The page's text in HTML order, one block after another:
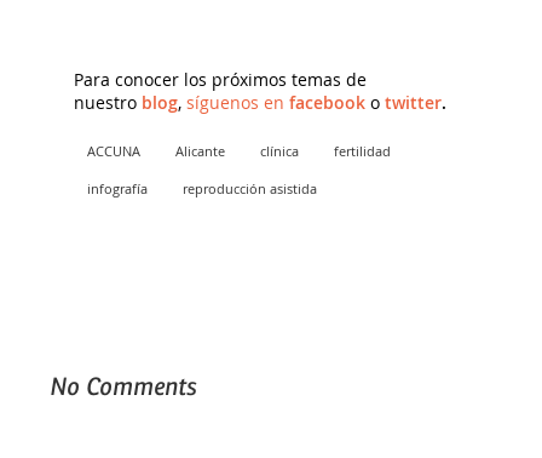
Para conocer los próximos temas de
nuestro blog, síguenos en facebooko twitter.
ACCUNA Alicante clínica fertilidad
infografía reproducción asistida
No Comments